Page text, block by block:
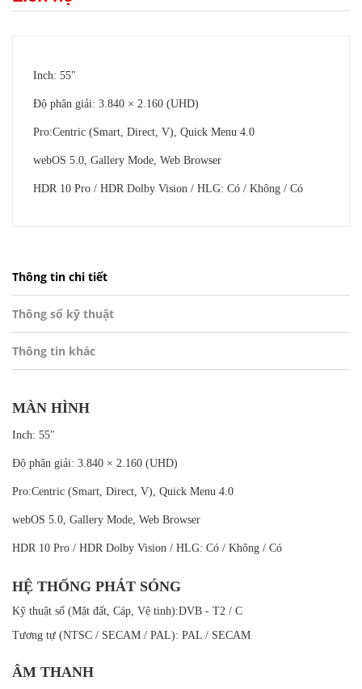
Inch: 55"
Độ phân giải: 3.840 × 2.160 (UHD)
Pro:Centric (Smart, Direct, V), Quick Menu 4.0
webOS 5.0, Gallery Mode, Web Browser
HDR 10 Pro / HDR Dolby Vision / HLG: Có / Không / Có
Thông tin chi tiết
Thông số kỹ thuật
Thông tin khác
MÀN HÌNH
Inch: 55"
Độ phân giải: 3.840 × 2.160 (UHD)
Pro:Centric (Smart, Direct, V), Quick Menu 4.0
webOS 5.0, Gallery Mode, Web Browser
HDR 10 Pro / HDR Dolby Vision / HLG: Có / Không / Có
HỆ THỐNG PHÁT SÓNG
Kỹ thuật số (Mặt đất, Cáp, Vệ tinh):DVB - T2 / C
Tương tự (NTSC / SECAM / PAL): PAL / SECAM
ÂM THANH